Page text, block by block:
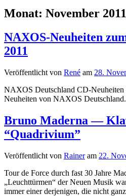
Monat: November 2011
NAXOS-Neuheiten
2011
Veröffentlicht von René am 28.
NAXOS Deutschland CD-Neuheiten
Neuheiten von NAXOS Deutschland.
Bruno Maderna —
“Quadrivium”
Veröffentlicht von Raineram 22.
Tour de Force durch fast 30 Jahre
„Leuchttürmen“ der Neuen Musik
immer einer derjenigen, die nicht